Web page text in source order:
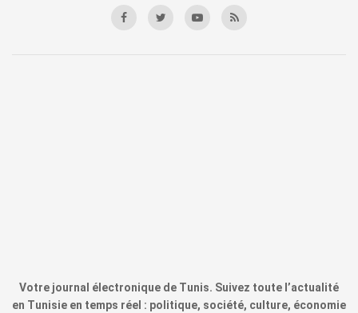
Votre journal électronique de Tunis. Suivez toute l’actualité
en Tunisie en temps réel : politique, société, culture, économie